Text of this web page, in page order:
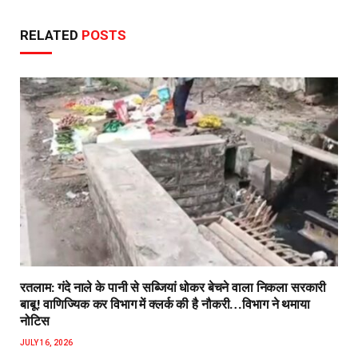
RELATED POSTS
रतलाम: गंदे नाले के पानी से सब्जियां धोकर बेचने वाला निकला सरकारी
बाबू! वाणिज्यिक कर विभाग में क्लर्क की है नौकरी…विभाग ने थमाया
नोटिस
JULY 16, 2026